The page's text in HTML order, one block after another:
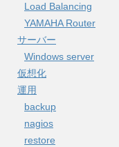
Load Balancing
YAMAHA Router
サーバー
Windows server
仮想化
運用
backup
nagios
restore